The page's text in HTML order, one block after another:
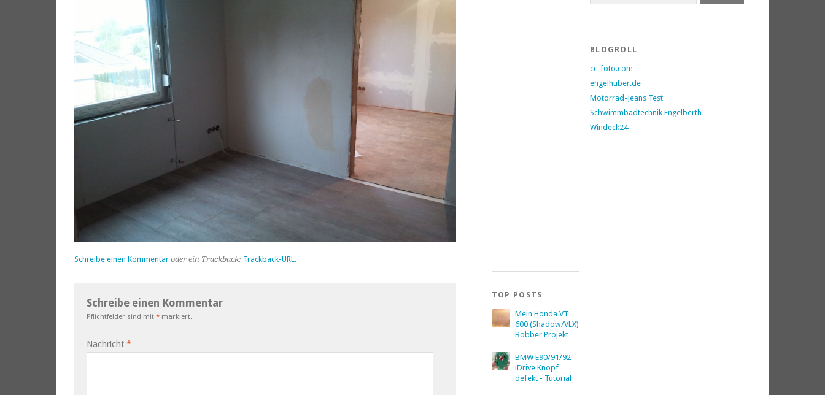
Schreibe einen Kommentar oder ein Trackback: Trackback-URL.
Schreibe einen Kommentar
Pflichtfelder sind mit * markiert.
Nachricht *
TOP POSTS
Mein Honda VT
600 (Shadow/VLX)
Bobber Projekt
BMW E90/91/92
iDrive Knopf
defekt - Tutorial
BLOGROLL
cc-foto.com
engelhuber.de
Motorrad-Jeans Test
Schwimmbadtechnik Engelberth
Windeck24